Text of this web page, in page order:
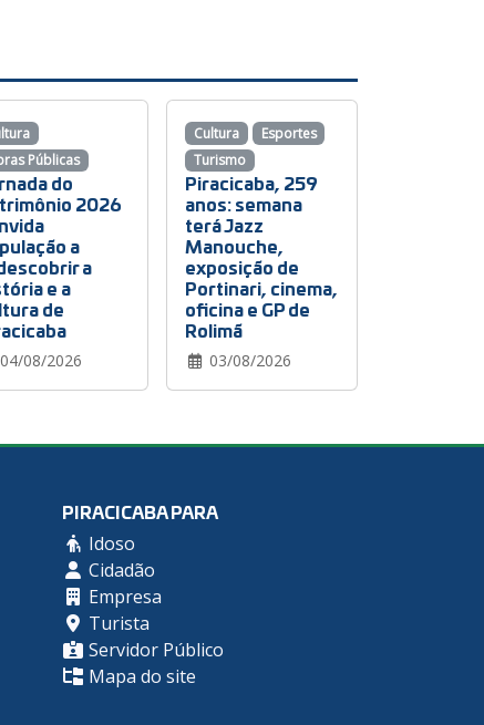
do
2026
a
a
e a
de
04/08/2026
Públicas
Piracicaba, 259
anos: semana
terá Jazz
Manouche,
exposição de
Portinari, cinema,
oficina e GP de
Rolimã
03/08/2026
Cultura
Esportes
Turismo
PIRACICABA PARA
Idoso
Cidadão
Empresa
Turista
Servidor Público
Mapa do site